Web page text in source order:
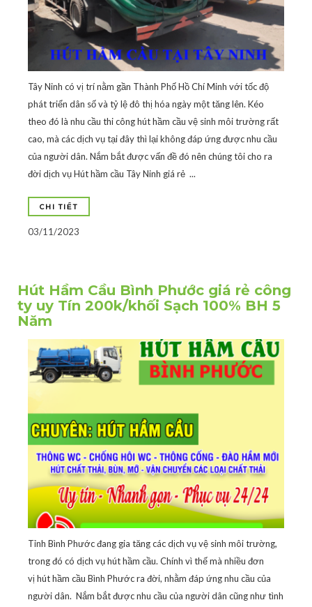
Tây Ninh có vị trí nằm gần Thành Phố Hồ Chí Minh với tốc độ
phát triển dân số và tỷ lệ đô thị hóa ngày một tăng lên. Kéo
theo đó là nhu cầu thi công hút hầm cầu vệ sinh môi trường rất
cao, mà các dịch vụ tại đây thì lại không đáp ứng được nhu cầu
của người dân. Nắm bắt được vấn đề đó nên chúng tôi cho ra
đời dịch vụ Hút hầm cầu Tây Ninh giá rẻ ...
CHI TIẾT
03/11/2023
Hút Hầm Cầu Bình Phước giá rẻ công
ty uy Tín 200k/khối Sạch 100% BH 5
Năm
Tỉnh Bình Phước đang gia tăng các dịch vụ vệ sinh môi trường,
trong đó có dịch vụ hút hầm cầu. Chính vì thế mà nhiều đơn
vị hút hầm cầu Bình Phước ra đời, nhằm đáp ứng nhu cầu của
người dân. Nắm bắt được nhu cầu của người dân cũng như tình